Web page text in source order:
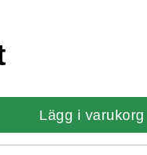
Lägg i varukorg